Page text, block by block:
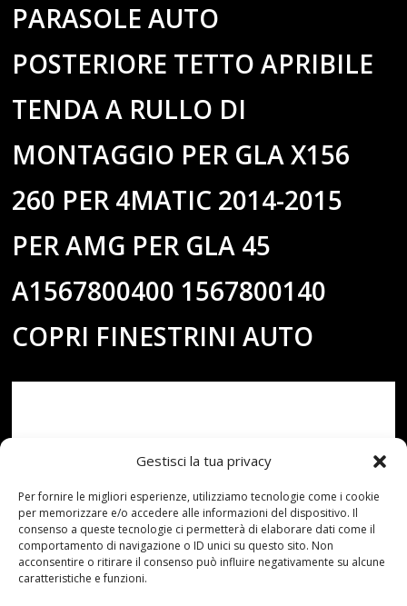
Gestisci la tua privacy
Per fornire le migliori esperienze, utilizziamo tecnologie come i cookie
per memorizzare e/o accedere alle informazioni del dispositivo. Il
consenso a queste tecnologie ci permetterà di elaborare dati come il
comportamento di navigazione o ID unici su questo sito. Non
acconsentire o ritirare il consenso può influire negativamente su alcune
caratteristiche e funzioni.
PARASOLE AUTO
POSTERIORE TETTO APRIBILE
TENDA A RULLO DI
MONTAGGIO PER GLA X156
260 PER 4MATIC 2014-2015
PER AMG PER GLA 45
A1567800400 1567800140
COPRI FINESTRINI AUTO